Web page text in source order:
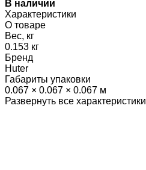
В наличии
Характеристики
О товаре
Вес, кг
0.153 кг
Бренд
Huter
Габариты упаковки
0.067 × 0.067 × 0.067 м
Развернуть все характеристики